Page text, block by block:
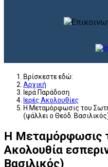
Βρίσκεστε εδώ:
Αρχική
Ιερά Παράδοση
Ιερές Ακολουθίες
Η Μεταμόρφωσις του
(ψάλλει ο Θεόδ.
Η Μεταμόρφωσις
Ακολουθία
Βασιλικός)